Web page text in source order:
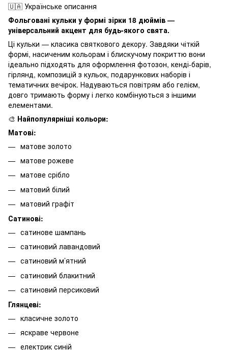
🇺🇦 Українське описання
Фольговані кульки у формі зірки 18 дюймів —
універсальний акцент для будь-якого свята.
Ці кульки — класика святкового декору. Завдяки чіткій
формі, насиченим кольорам і блискучому покриттю вони
ідеально підходять для оформлення фотозон, кенді-барів,
гірлянд, композицій з кульок, подарункових наборів і
тематичних вечірок. Надуваються повітрям або гелієм,
довго тримають форму і легко комбінуються з іншими
елементами.
🎨 Найпопулярніші кольори:
Матові:
матове золото
матове рожеве
матове срібло
матовий білий
матовий графіт
Сатинові:
сатинове шампань
сатиновий лавандовий
сатиновий м’ятний
сатиновий блакитний
сатиновий персиковий
Глянцеві:
класичне золото
яскраве червоне
електрик синій